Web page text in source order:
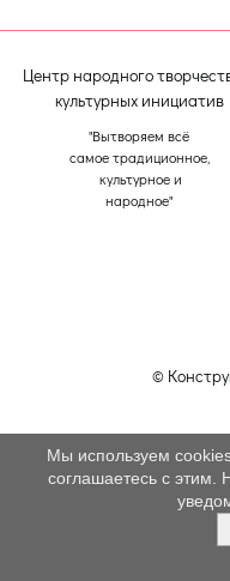
Центр народного
культурных инициатив
"Вытворяем всё
самое традиционное,
культурное и
народное"
©
Мы используем
соглашаетесь с этим.